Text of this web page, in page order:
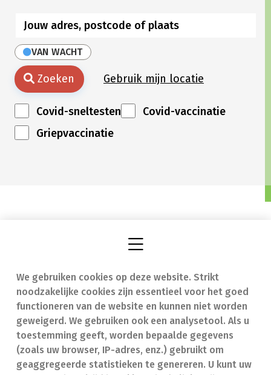
We gebruiken cookies op deze website. Strikt
noodzakelijke cookies zijn essentieel voor het goed
functioneren van de website en kunnen niet worden
geweigerd. We gebruiken ook een analysetool. Als u
toestemming geeft, worden bepaalde gegevens
(zoals uw browser, IP-adres, enz.) gebruikt om
geaggregeerde statistieken te genereren. U kunt uw
VAN WACHT
Zoeken Gebruik mijn locatie
Covid-sneltesten
Covid-vaccinatie
Griepvaccinatie
Vind een apotheek
Onze expertise
Ziekten
Geneesmiddelen
In geval van nood
Contact
Veelgestelde vragen
(FAQ)